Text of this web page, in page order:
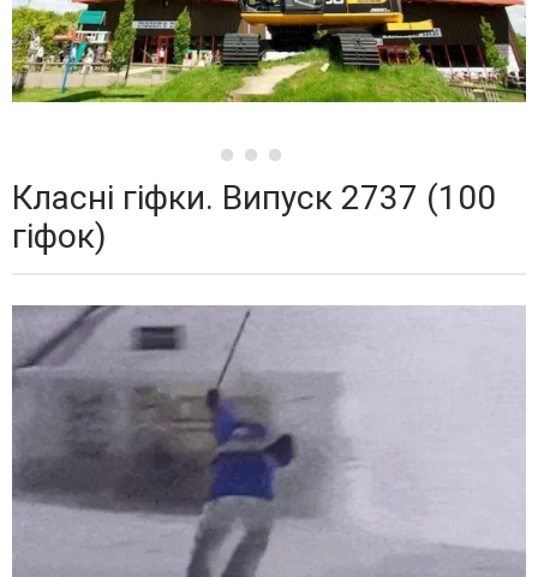
Класні гіфки. Випуск 2737 (100
гіфок)